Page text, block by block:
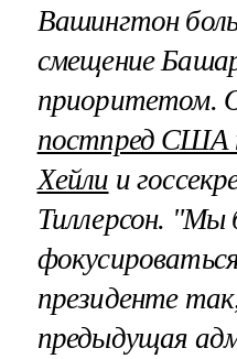
Вашингтон
смещение
приоритетом.
постпред
Хейли и
Тиллерсон. "Мы
президенте
предыдущая